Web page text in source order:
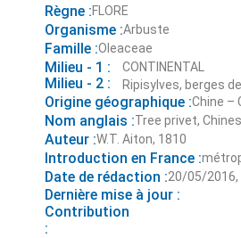
Règne :FLORE
Organisme :Arbuste
Famille :Oleaceae
Milieu - 1 : CONTINENTAL
Milieu - 2 : Ripisylves, berges
Origine géographique :Chine –
Nom anglais :Tree privet,
Auteur :W.T. Aiton, 1810
Introduction en France :
Date de rédaction :20/05/2016,
Dernière mise à jour :
Contribution
: